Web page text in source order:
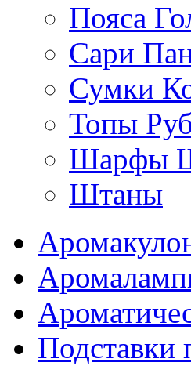
Пояса
Сари
Сумки
Топы
Шарфы
Штаны
Подставки